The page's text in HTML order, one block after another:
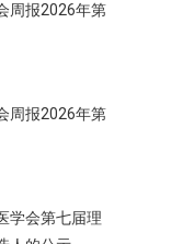
周报2026年第
周报2026年第
学会第七届理